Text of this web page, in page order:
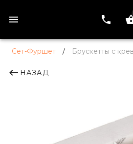
Сет-Фуршет / Брускетты с
НАЗАД